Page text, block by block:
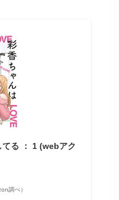
る ： 1 (webアク
調べ）